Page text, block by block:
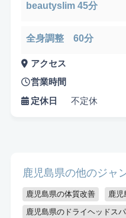
キッズスペースあり
beautyslim 45分
全身調整 60分
アクセス
営業時間
定休日
不定休
鹿児島県の他のジャ
鹿児島県の体質改善
鹿児
鹿児島県のドライヘッドスパ